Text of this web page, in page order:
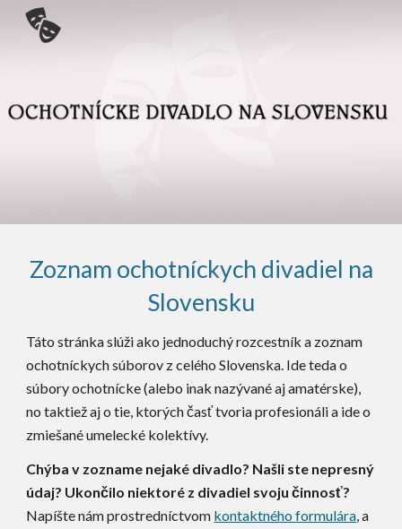
Skip to main content
Zoznam ochotníckych divadiel na
Slovensku
Táto stránka slúži ako jednoduchý rozcestník a zoznam
ochotníckych súborov z celého Slovenska. Ide teda o
súbory ochotnícke (alebo inak nazývané aj amatérske),
no taktiež aj o tie, ktorých časť tvoria profesionáli a ide o
zmiešané umelecké kolektívy.
Chýba v zozname nejaké divadlo? Našli ste nepresný
údaj? Ukončilo niektoré z divadiel svoju činnosť?
Napíšte nám prostredníctvom kontaktného formulára, a